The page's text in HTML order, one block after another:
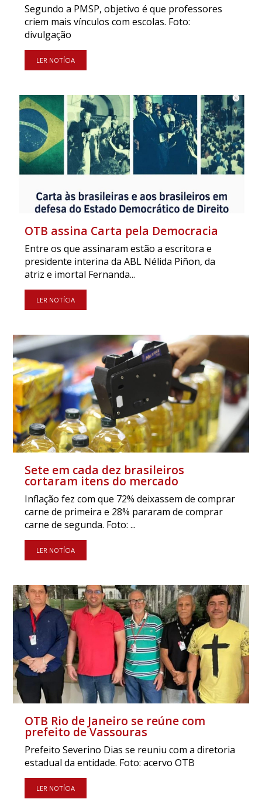
Segundo a PMSP, objetivo é que professores
criem mais vínculos com escolas. Foto:
divulgação
LER NOTÍCIA
OTB assina Carta pela Democracia
Entre os que assinaram estão a escritora e
presidente interina da ABL Nélida Piñon, da
atriz e imortal Fernanda...
LER NOTÍCIA
Sete em cada dez brasileiros
cortaram itens do mercado
Inflação fez com que 72% deixassem de comprar
carne de primeira e 28% pararam de comprar
carne de segunda. Foto: ...
LER NOTÍCIA
OTB Rio de Janeiro se reúne com
prefeito de Vassouras
Prefeito Severino Dias se reuniu com a diretoria
estadual da entidade. Foto: acervo OTB
LER NOTÍCIA